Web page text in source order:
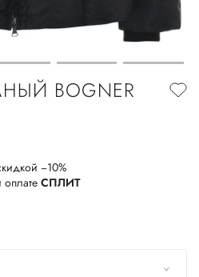
BOGNER
−10%
СПЛИТ